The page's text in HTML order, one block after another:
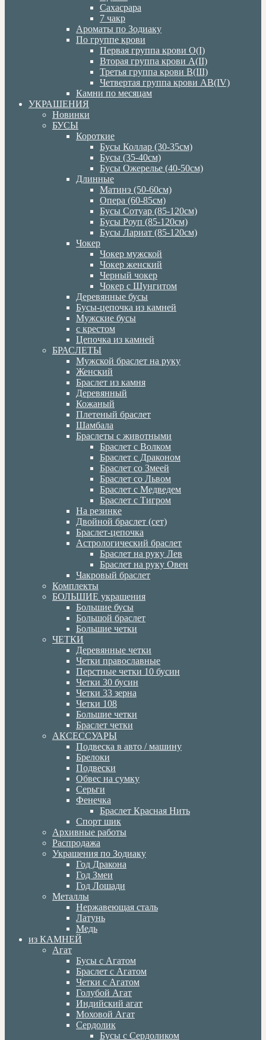
Сахасрара
7 чакр
Ароматы по Зодиаку
По группе крови
Первая группа крови О(I)
Вторая группа крови А(II)
Третья группа крови В(III)
Четвертая группа крови АВ(IV)
Камни по месяцам
УКРАШЕНИЯ
Новинки
БУСЫ
Короткие
Бусы Коллар (30-35см)
Бусы (35-40см)
Бусы Ожерелье (40-50см)
Длинные
Матинэ (50-60см)
Опера (60-85см)
Бусы Сотуар (85-120см)
Бусы Роуп (85-120см)
Бусы Лариат (85-120см)
Чокер
Чокер мужской
Чокер женский
Черный чокер
Чокер с Шунгитом
Деревянные бусы
Бусы-цепочка из камней
Мужские бусы
с крестом
Цепочка из камней
БРАСЛЕТЫ
Мужской браслет на руку
Женский
Браслет из камня
Деревянный
Кожаный
Плетеный браслет
Шамбала
Браслеты с животными
Браслет с Волком
Браслет с Драконом
Браслет со Змеей
Браслет со Львом
Браслет с Медведем
Браслет с Тигром
На резинке
Двойной браслет (сет)
Браслет-цепочка
Астрологический браслет
Браслет на руку Лев
Браслет на руку Овен
Чакровый браслет
Комплекты
БОЛЬШИЕ украшения
Большие бусы
Большой браслет
Большие четки
ЧЕТКИ
Деревянные четки
Четки православные
Перстные четки 10 бусин
Четки 30 бусин
Четки 33 зерна
Четки 108
Большие четки
Браслет четки
АКСЕССУАРЫ
Подвеска в авто / машину
Брелоки
Подвески
Обвес на сумку
Серьги
Фенечка
Браслет Красная Нить
Спорт шик
Архивные работы
Распродажа
Украшения по Зодиаку
Год Дракона
Год Змеи
Год Лошади
Металлы
Нержавеющая сталь
Латунь
Медь
из КАМНЕЙ
Агат
Бусы с Агатом
Браслет с Агатом
Четки с Агатом
Голубой Агат
Индийский агат
Моховой Агат
Сердолик
Бусы с Сердоликом